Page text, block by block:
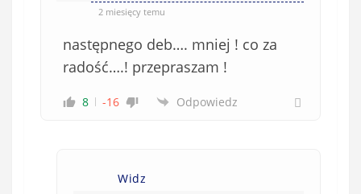
2 miesięcy temu
następnego deb…. mniej ! co za
radość….! przepraszam !
8 -16 Odpowiedz
Widz